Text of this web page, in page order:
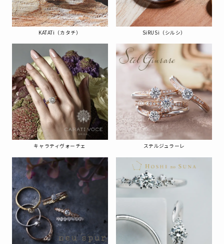
KATATi（カタチ） SiRUSi（シルシ）
キャラティヴォーチェ ステルジュラーレ